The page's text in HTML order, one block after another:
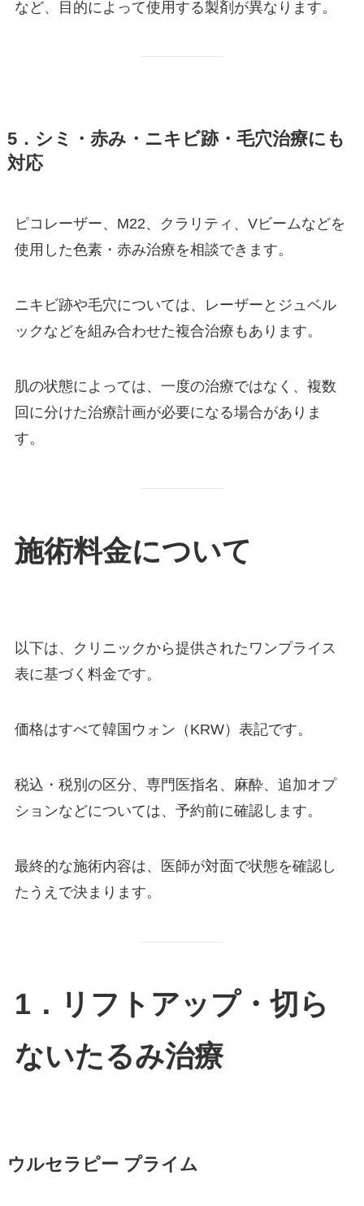
など、目的によって使用する製剤が異なります。
5．シミ・赤み・ニキビ跡・毛穴治療にも
対応
ピコレーザー、M22、クラリティ、Vビームなどを
使用した色素・赤み治療を相談できます。
ニキビ跡や毛穴については、レーザーとジュベル
ックなどを組み合わせた複合治療もあります。
肌の状態によっては、一度の治療ではなく、複数
回に分けた治療計画が必要になる場合がありま
す。
施術料金について
以下は、クリニックから提供されたワンプライス
表に基づく料金です。
価格はすべて韓国ウォン（KRW）表記です。
税込・税別の区分、専門医指名、麻酔、追加オプ
ションなどについては、予約前に確認します。
最終的な施術内容は、医師が対面で状態を確認し
たうえで決まります。
1．リフトアップ・切ら
ないたるみ治療
ウルセラピー プライム